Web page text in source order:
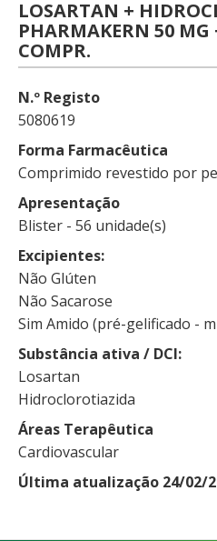
LOSARTAN +
PHARMAKERN 50 MG
COMPR.
N.º Registo
5080619
Forma Farmacêutica
Comprimido revestido por
Apresentação
Blister - 56 unidade(s)
Excipientes
Não Glúten
Não Sacarose
Sim Amido (pré-gelificado -
Substância ativa / DCI
Losartan
Hidroclorotiazida
Áreas Terapêutica
Cardiovascular
Última atualização 24/02/